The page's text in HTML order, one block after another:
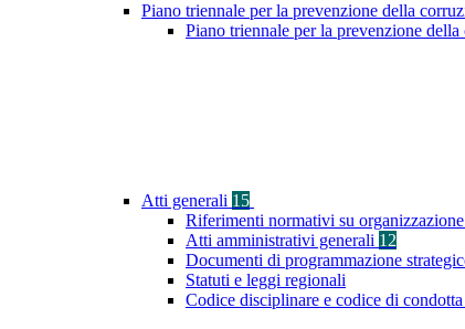
Piano triennale per la prevenzione della
Piano triennale per la prevenzione
Atti generali 15
Riferimenti normativi su
Atti amministrativi generali 12
Documenti di programmazione
Statuti e leggi regionali
Codice disciplinare e codice di condotta